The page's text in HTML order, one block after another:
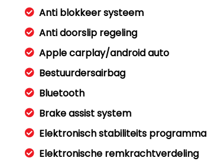
Anti blokkeer systeem
Anti doorslip regeling
Apple carplay/android auto
Bestuurdersairbag
Bluetooth
Brake assist system
Elektronisch stabiliteits programma
Elektronische remkrachtverdeling